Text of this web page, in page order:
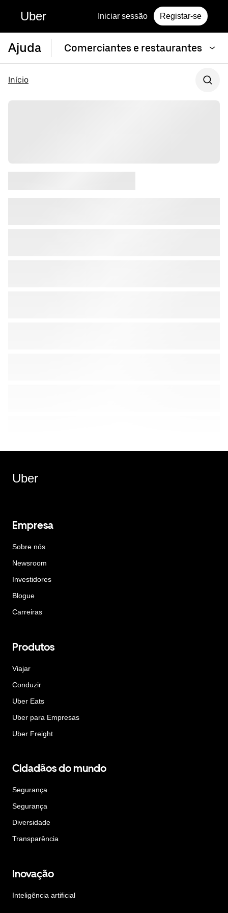
Uber Iniciar sessão Registar-se
Ajuda Comerciantes e restaurantes
Início
Uber
Empresa
Sobre nós
Newsroom
Investidores
Blogue
Carreiras
Produtos
Viajar
Conduzir
Uber Eats
Uber para Empresas
Uber Freight
Cidadãos do mundo
Segurança
Segurança
Diversidade
Transparência
Inovação
Inteligência artificial